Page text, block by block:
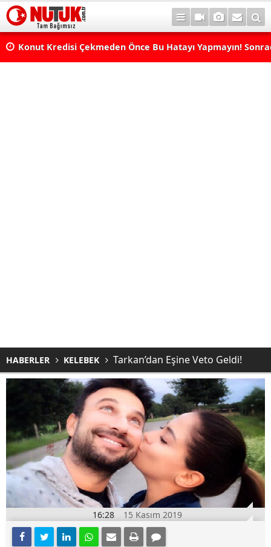
Konut Kredisi Çekmeden Önce Bu Hatayı Yapmayın!
HABERLER KELEBEK Tarkan’dan Eşine Veto Geldi!
16:28 15 Kasım 2019